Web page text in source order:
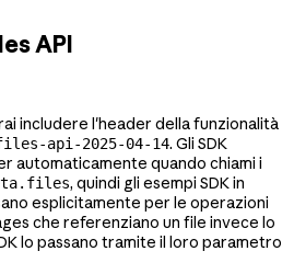
API
includere l'header della funzionalità
api-2025-04-14. Gli SDK
automaticamente quando chiami i
, quindi gli esempi SDK in
esplicitamente per le operazioni
che referenziano un file invece lo
lo passano tramite il loro parametro